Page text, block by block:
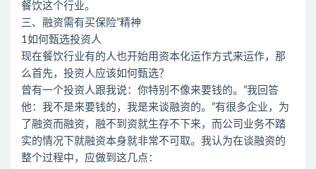
餐饮这个行业。
三、融资需有买保险”精神
1如何甄选投资人
现在餐饮行业有的人也开始用资本化运作方式来运作，那
么首先，投资人应该如何甄选？
曾有一个投资人跟我说：你特别不像来要钱的。”我回答
他：我不是来要钱的，我是来谈融资的。”有很多企业，为
了融资而融资，融不到资就生存不下来，而公司业务不踏
实的情况下就融资本身就非常不可取。我认为在谈融资的
整个过程中，应做到这几点：